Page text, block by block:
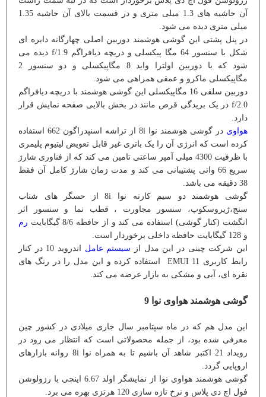
آن حاشیه های 1.3 میلی متری و در قسمت بالای آن حاشیه 1.35
میلی متری دیده می شود.
در پنل پشتی این گوشی هوشمند دوربین اصلی چهارگانه دایره ای
شکل با سنسور 64 مگا پیکسلی و دریچه دیافراگم f/1.9 دیده می
شود که با دوربین اولترا واید 8 مگاپیکسلی و دو سنسور 2
مگاپیکسلی ماکرو و عمقی همراهی می شود.
دوربین سلفی 16 مگاپیکسلی این گوشی هوشمند با دریچه دیافراگم
f/2.0 در یک بریدگی قرص مانند در بخش بالایی صفحه نمایش قرار
دارد.
هواوی
در گوشی هوشمند نوا 8i از تراشه اسنپدراگون 662 استفاده
کرده است که انرژی آن را یک باتری غیر قابل تعویض لیتیوم پلیمری
با ظرفیت 4300 میلی آمپر ساعتی تامین می کند که از فناوری شارژ
سریع 66 واتی پشتیبانی می کند و مدت زمان شارژ کامل آن فقط
38 دقیقه می باشد.
گوشی هوشمند دو سیم کارته نوا 8i از حسگر های شتاب
سنج،ژیروسکوپ، سنسور مجاورت ، قطب نما و سنسور اثر
انگشت (کنار گوشی) استفاده می کند و از حافظه 8/6 گیگابایت
رم
و 128 گیگابایت حافظه داخلی برخوردار است.
این شرکت چینی در این مدل از سیستم عامل
اندروید 10 در کنار
رابط کاربری EMUI 11 استفاده کرده و این مدل را در رنگ های
نقره ای، آبی و مشکی به بازار عرضه می کند.
گوشی هوشمند هواوی نوا 9
این مدل هم که در ماه سپتامبر سال جاری میلادی در کشور چین
معرفی شده بود، از جمله محصولاتی است که انتظار می رود در
رویداد 21 اکتبر شاهد آن باشیم تا به همراه نوا 8i روانه بازارهای
اروپایی گردد.
گوشی هوشمند هواوی نوا از نمایشگر اولد 6.67 اینچی با رزولوشن
فول اچ دی پلاس و نرخ تازه سازی 120 هرتزی بهره می برد.